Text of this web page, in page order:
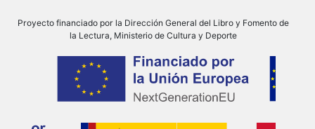
Proyecto financiado por la Dirección General del Libro y Fomento de
la Lectura, Ministerio de Cultura y Deporte